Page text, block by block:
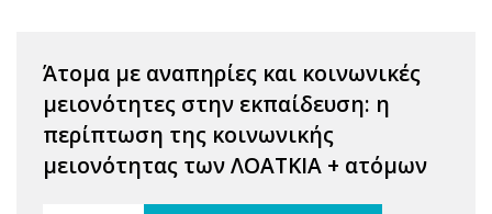
Άτομα με αναπηρίες και κοινωνικές
μειονότητες στην εκπαίδευση: η
περίπτωση της κοινωνικής
μειονότητας των ΛΟΑΤΚΙΑ + ατόμων